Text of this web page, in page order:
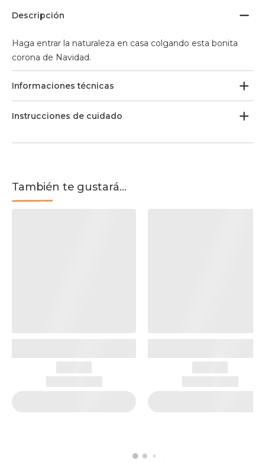
Descripción
Haga entrar la naturaleza en casa colgando esta bonita
corona de Navidad.
Informaciones técnicas
Instrucciones de cuidado
También te gustará...